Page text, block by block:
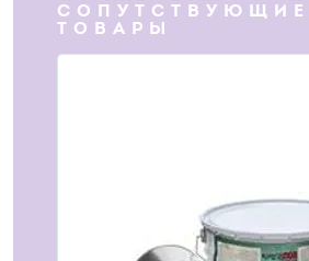
СОПУТСТВУЮЩИЕ
ТОВАРЫ